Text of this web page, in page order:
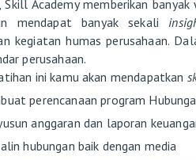
Skill Academy memberikan
mendapat banyak sekali
kegiatan humas perusahaan.
perusahaan.
ini kamu akan mendapatkan
perencanaan program
anggaran dan laporan
hubungan baik dengan media